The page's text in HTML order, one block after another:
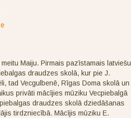
Maiju. Pirmais pazīstamais latviešu
draudzes skolā, kur pie J.
tad Vecgulbenē, Rīgas Doma skolā un
privāti mācījies mūziku Vecpiebalgā
draudzes skolā dziedāšanas
tirdzniecībā. Mācījis mūziku E.